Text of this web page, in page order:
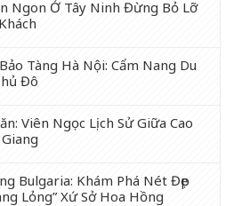
Ngon Ở Tây Ninh Đừng Bỏ Lỡ
Tàng Hà Nội: Cẩm Nang Du
Đô
Viên Ngọc Lịch Sử Giữa Cao
Bulgaria: Khám Phá Nét Đẹp
Lỏng” Xứ Sở Hoa Hồng